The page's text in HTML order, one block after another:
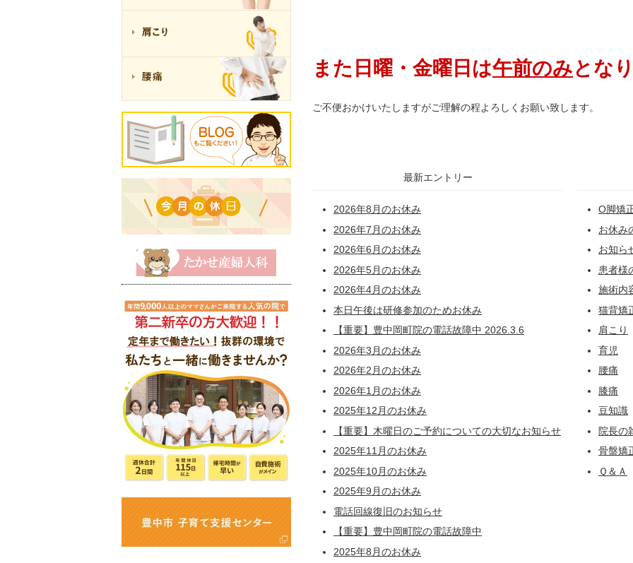
また日曜・金曜日は午前のみとな
ご不便おかけいたしますがご理解の程よろしくお願い致します。
最新エントリー
2026年8月のお休み
2026年7月のお休み
2026年6月のお休み
2026年5月のお休み
2026年4月のお休み
本日午後は研修参加のためお休み
【重要】豊中岡町院の電話故障中 2026.3.6
2026年3月のお休み
2026年2月のお休み
2026年1月のお休み
2025年12月のお休み
【重要】木曜日のご予約についての大切なお知らせ
2025年11月のお休み
2025年10月のお休み
2025年9月のお休み
電話回線復旧のお知らせ
【重要】豊中岡町院の電話故障中
2025年8月のお休み
O脚矯
お休み
お知ら
患者様
施術内
猫背矯
肩こり
育児
腰痛
膝痛
豆知識
院長の
骨盤矯
Ｑ＆Ａ